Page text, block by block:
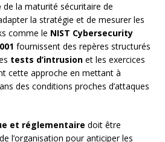
de la maturité sécuritaire de
la stratégie et de mesurer les
comme le NIST Cybersecurity
fournissent des repères structurés
tests d’intrusion et les exercices
cette approche en mettant à
des conditions proches d’attaques
et réglementaire doit être
l’organisation pour anticiper les